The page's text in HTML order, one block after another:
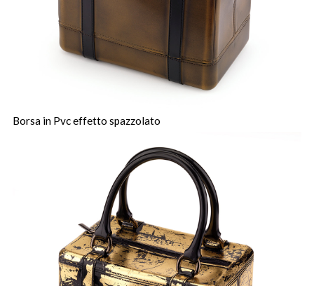
Borsa in Pvc effetto spazzolato